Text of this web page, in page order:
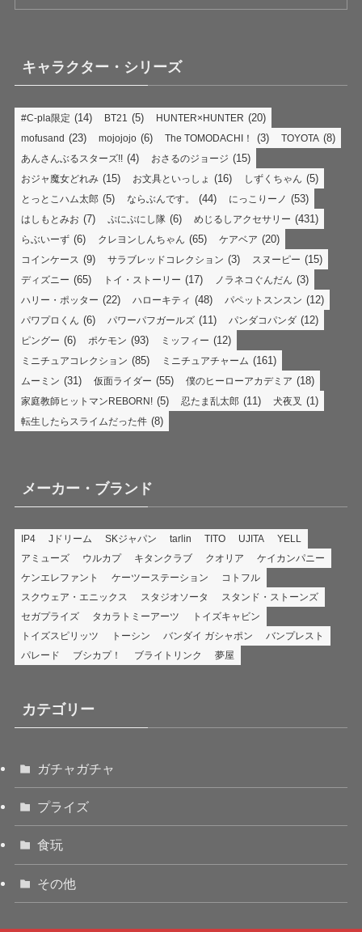
キャラクター・シリーズ
#C-pla限定 (14) BT21 (5) HUNTER×HUNTER (20)
mofusand (23) mojojojo (6) The TOMODACHI！ (3) TOYOTA (8)
あんさんぶるスターズ!! (4) おさるのジョージ (15)
おジャ魔女どれみ (15) お文具といっしょ (16) しずくちゃん (5)
とっとこハム太郎 (5) ならぶんです。 (44) にっこりーノ (53)
はしもとみお (7) ぷにぷにし隊 (6) めじるしアクセサリー (431)
らぶいーず (6) クレヨンしんちゃん (65) ケアベア (20)
コインケース (9) サラブレッドコレクション (3) スヌーピー (15)
ディズニー (65) トイ・ストーリー (17) ノラネコぐんだん (3)
ハリー・ポッター (22) ハローキティ (48) パペットスンスン (12)
パワプロくん (6) パワーパフガールズ (11) パンダコパンダ (12)
ピングー (6) ポケモン (93) ミッフィー (12)
ミニチュアコレクション (85) ミニチュアチャーム (161)
ムーミン (31) 仮面ライダー (55) 僕のヒーローアカデミア (18)
家庭教師ヒットマンREBORN! (5) 忍たま乱太郎 (11) 犬夜叉 (1)
転生したらスライムだった件 (8)
メーカー・ブランド
IP4 Jドリーム SKジャパン tarlin TITO UJITA
YELL
アミューズ
ウルカプ キタンクラブ クオリア
ケイカンパニー
ケンエレファント
ケーツーステーション
コトフル
スクウェア・エニックス
スタジオソータ
スタンド・ストーンズ
セガプライズ
タカラトミーアーツ
トイズキャビン
トイズスピリッツ
トーシン バンダイ ガシャポン
バンプレスト
パレード
ブシカプ！ ブライトリンク 夢屋
カテゴリー
ガチャガチャ
プライズ
食玩
その他